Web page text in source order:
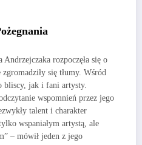
rozpoczęła się o
się tłumy. Wśród
bliscy, jak i fani artysty.
wspomnień przez jego
talent i charakter
wspaniałym artystą, ale
– mówił jeden z jego